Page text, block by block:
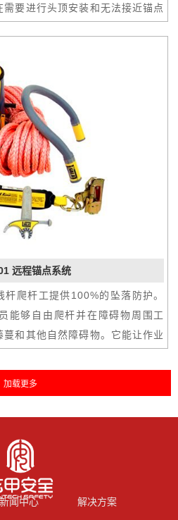
要进行头顶安装和无法接近锚点
在头顶锚点，并将其安全锚固。它
，用于将垂直救生索（或其他设
器上。设置、安装、移除简便迅
物袋中。
远程锚点系统
爬杆工提供100%的坠落防护。
能够自由爬杆并在障碍物周围工
和其他自然障碍物。它能让作业
能卡车上可用的大多数带电操作
紧器固定绳索。使用内置缓冲安全
的安全带上并攀爬就位。
新闻中心 解决方案